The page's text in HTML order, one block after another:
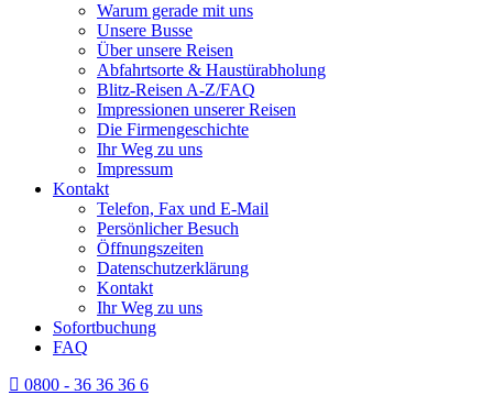
Warum gerade mit uns
Unsere Busse
Über unsere Reisen
Abfahrtsorte & Haustürabholung
Blitz-Reisen A-Z/FAQ
Impressionen unserer Reisen
Die Firmengeschichte
Ihr Weg zu uns
Impressum
Kontakt
Telefon, Fax und E-Mail
Persönlicher Besuch
Öffnungszeiten
Datenschutzerklärung
Kontakt
Ihr Weg zu uns
Sofortbuchung
FAQ
0800 - 36 36 36 6